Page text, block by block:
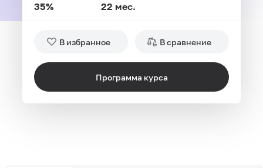
35%
22 мес.
В избранное В сравнение
Программа курса